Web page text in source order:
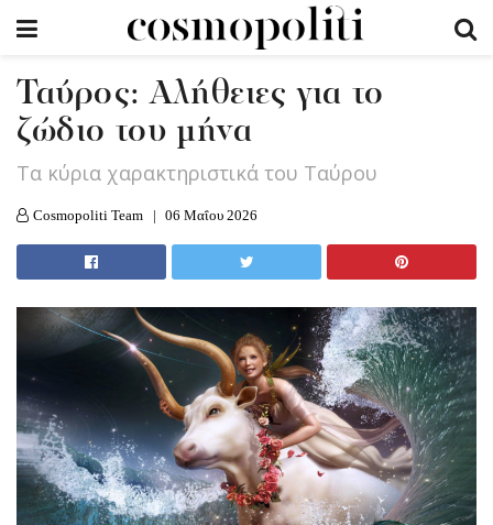
Ταύρος: Αλήθειες για το
ζώδιο του μήνα
Τα κύρια χαρακτηριστικά του Ταύρου
Cosmopoliti Team 06 Μαΐου 2026